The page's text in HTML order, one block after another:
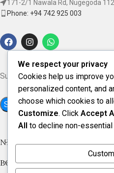
171-2/1 Nawala Rd, Nugegoda
Phone: +94 742 925 003
Subscribe for updates & offers
NEW ARRIVAL
BOOK CATEGORIES
We respect your privacy
Cookies help us improve
personalized content, and
choose which cookies to
Customize. Click Accept
All to decline non-